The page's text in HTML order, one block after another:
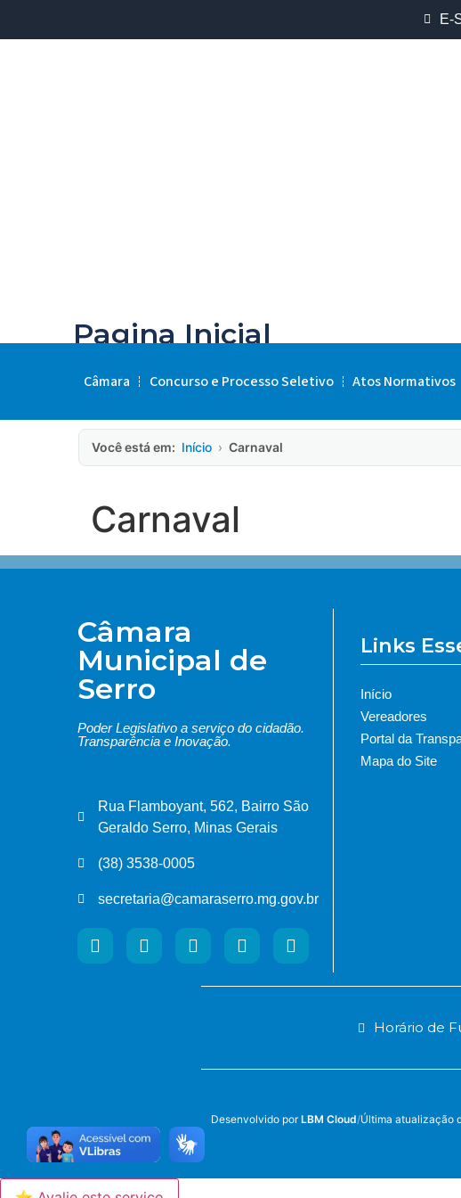
E-
Pagina Inicial
Câmara Concurso e Processo Seletivo Atos Normativos
Você está em: Início › Carnaval
Carnaval
Câmara
Municipal de
Serro
Poder Legislativo a serviço do cidadão.
Transparência e Inovação.
Rua Flamboyant, 562, Bairro São
Geraldo Serro, Minas Gerais
(38) 3538-0005
secretaria@camaraserro.mg.gov.br
Links
Início
Vereadores
Portal da
Mapa do Site
Horário de
Desenvolvido porLBM Cloud/Última atualização